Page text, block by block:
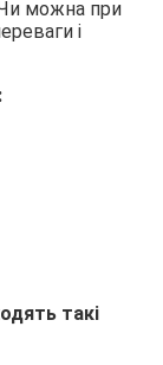
такі